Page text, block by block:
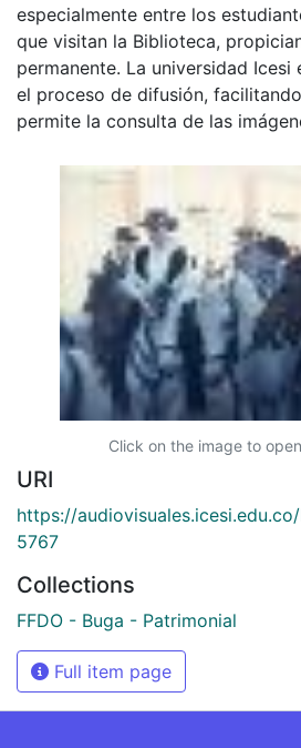
especialmente entre los
que visitan la Biblioteca,
permanente. La universidad
el proceso de difusión,
permite la consulta de las
Click on the image to
URI
https://
5767
Collections
FFDO - Buga - Patrimonial
Full item page